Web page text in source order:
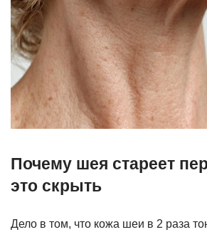
Почему шея стареет
это скрыть
Дело в том, что кожа шеи в 2 раза